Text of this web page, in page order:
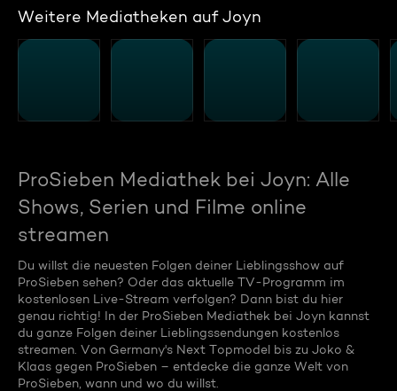
Weitere Mediatheken auf Joyn
ProSieben Mediathek bei Joyn: Alle
Shows, Serien und Filme online
streamen
Du willst die neuesten Folgen deiner Lieblingsshow auf
ProSieben sehen? Oder das aktuelle TV-Programm im
kostenlosen Live-Stream verfolgen? Dann bist du hier
genau richtig! In der ProSieben Mediathek bei Joyn kannst
du ganze Folgen deiner Lieblingssendungen kostenlos
streamen. Von Germany's Next Topmodel bis zu Joko &
Klaas gegen ProSieben – entdecke die ganze Welt von
ProSieben, wann und wo du willst.